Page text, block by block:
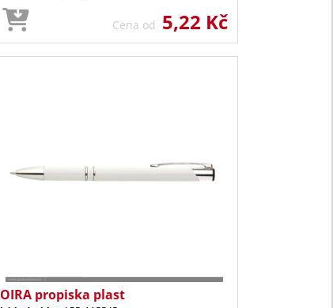
Cena od 5,22 Kč
OIRA propiska plast